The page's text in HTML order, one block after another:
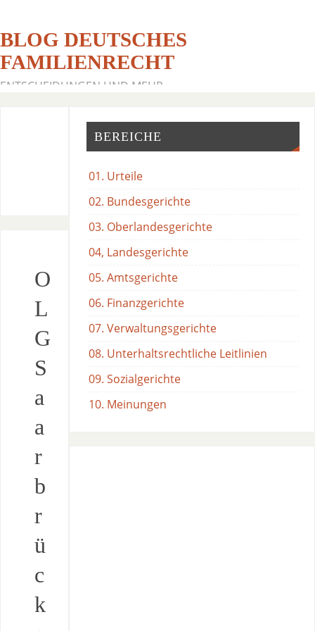
BLOG DEUTSCHES
FAMILIENRECHT
ENTSCHEIDUNGEN UND MEHR
O
L
G
S
a
a
r
b
r
ü
c
k
BEREICHE
01. Urteile
02. Bundesgerichte
03. Oberlandesgerichte
04, Landesgerichte
05. Amtsgerichte
06. Finanzgerichte
07. Verwaltungsgerichte
08. Unterhaltsrechtliche Leitlinien
09. Sozialgerichte
10. Meinungen